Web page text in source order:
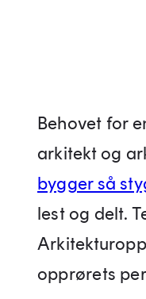
Behovet for
arkitekt og
bygger så
lest og delt.
opprørets